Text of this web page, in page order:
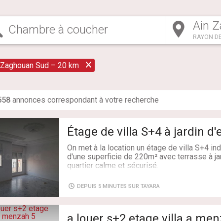
RAYON
Sud – 20 km
annonces correspondant à votre recherche
Étage de villa S+4 à jardin
On met à la location un étage de villa S+4
d'une superficie de 220m² avec terrasse à
quartier calme et sécurisé.
* Il se se compose comme suit :
- Un séjour,
DEPUIS 5 MINUTES SUR TAYARA